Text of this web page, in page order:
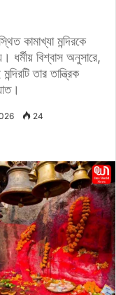
কামাখ্যা মন্দিরকে
ধর্মীয় বিশ্বাস অনুসারে,
তার তান্ত্রিক
24